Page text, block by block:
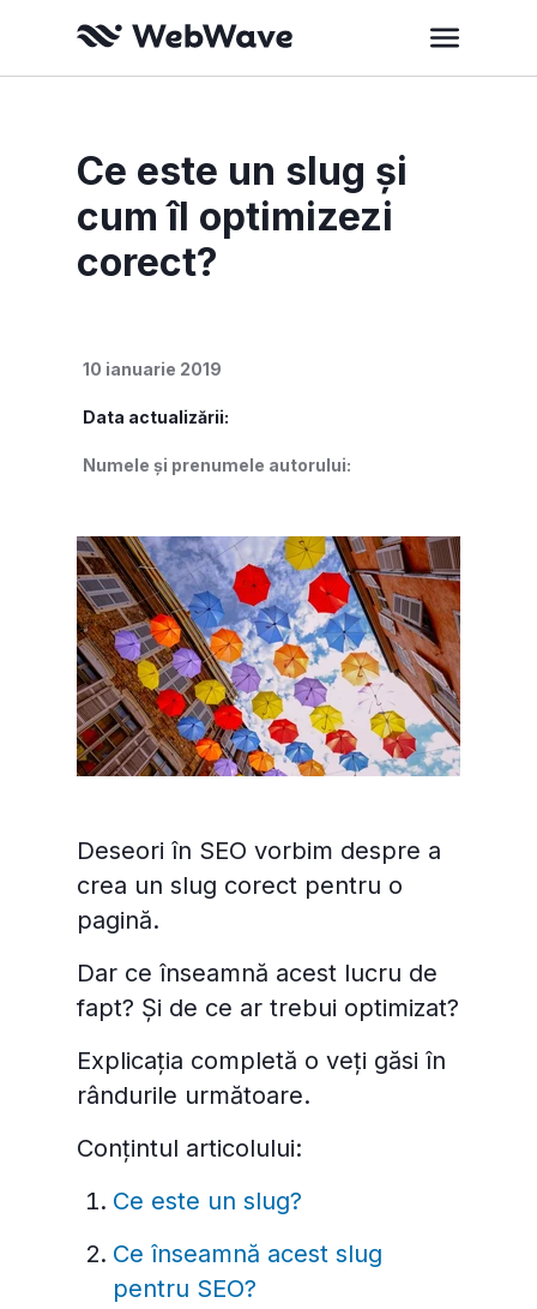
Ce este un slug și
cum îl optimizezi
corect?
10 ianuarie 2019
Data actualizării:
Numele și prenumele autorului:
Deseori în SEO vorbim despre a
crea un slug corect pentru o
pagină.
Dar ce înseamnă acest lucru de
fapt? Și de ce ar trebui optimizat?
Explicația completă o veți găsi în
rândurile următoare.
Conțintul articolului:
Ce este un slug?
Ce înseamnă acest slug
pentru SEO?